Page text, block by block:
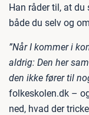
Han råder til, at du
både du selv og
”Når I kommer i
aldrig: Den her
den ikke fører til
folkeskolen.dk –
ned, hvad der